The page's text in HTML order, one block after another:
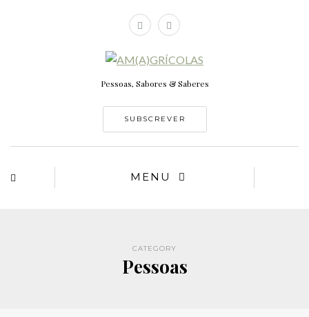
Pessoas, Sabores & Saberes
SUBSCREVER
MENU
CATEGORY
Pessoas